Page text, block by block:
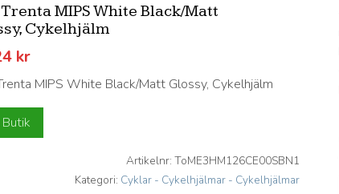
MIPS White Black/Matt
Cykelhjälm
kr
MIPS White Black/Matt Glossy, Cykelhjälm
Artikelnr: ToME3HM126CE00SBN1
Kategori: Cyklar - Cykelhjälmar - Cykelhjälmar